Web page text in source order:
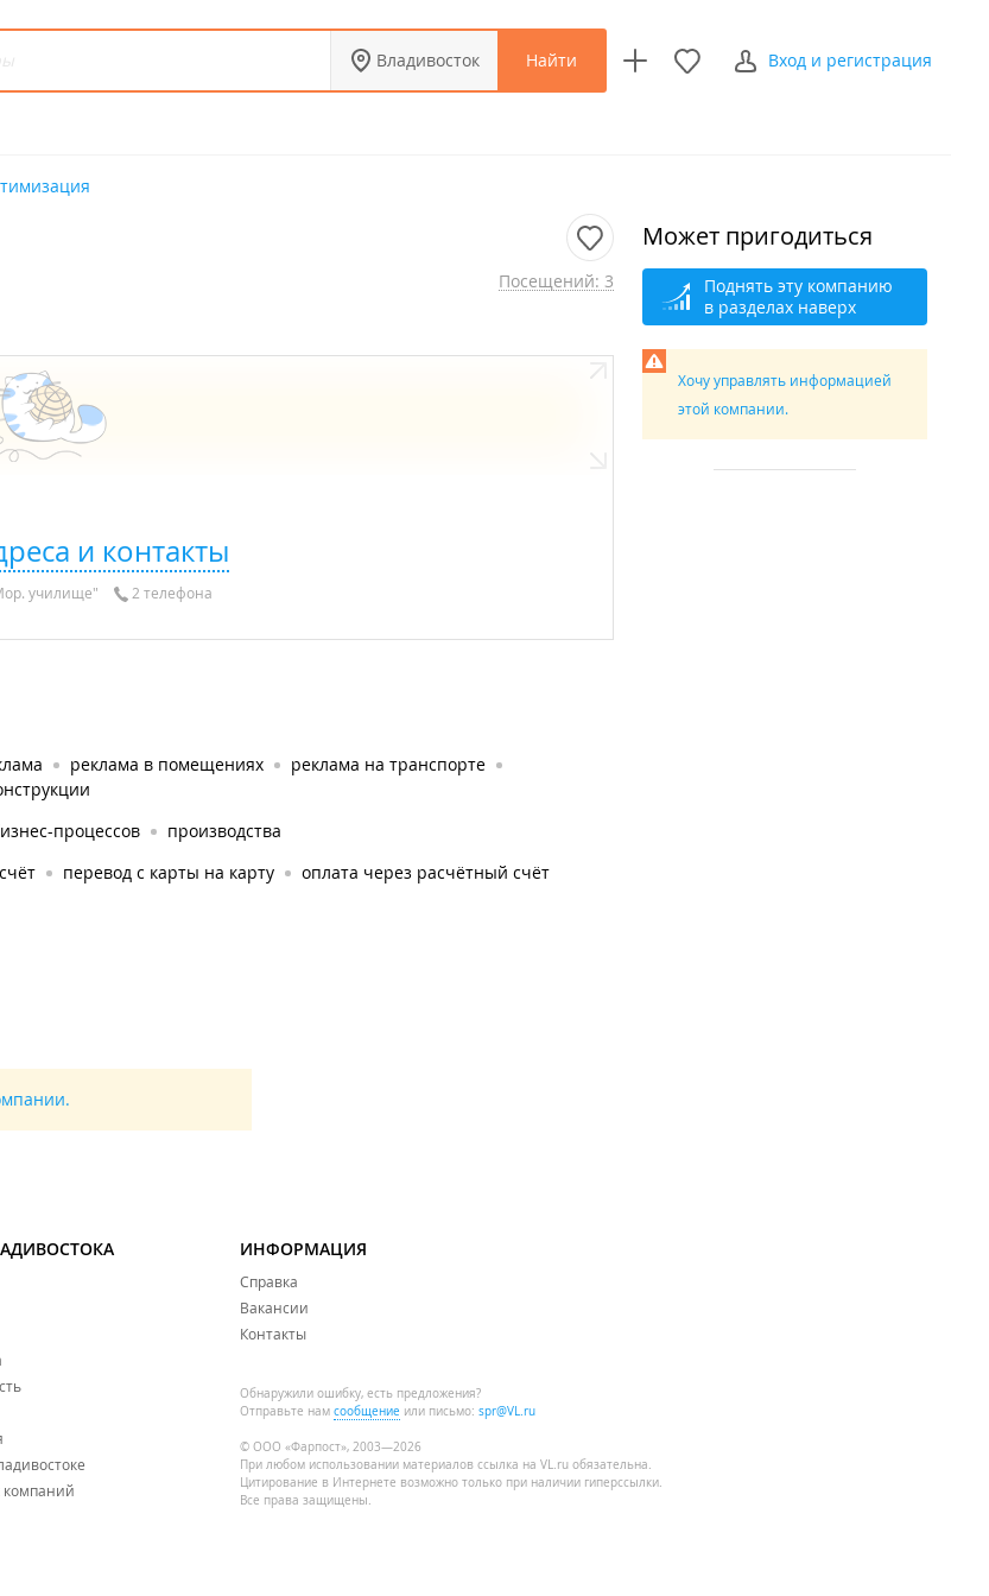
Владивосток Найти Вход и регистрация
Посещений: 3
и контакты
училище" 2 телефона
реклама в помещениях
реклама на транспорте
процессов
производства
перевод с карты на карту оплата через расчётный счёт
Может пригодиться
Поднять эту компанию
в разделах наверх
Хочу управлять информацией
этой компании.
компаний
ИНФОРМАЦИЯ
Справка
Вакансии
Контакты
Обнаружили ошибку, есть предложения?
Отправьте нам сообщение или письмо: spr@VL.ru
© ООО «Фарпост», 2003—2026
При любом использовании материалов ссылка на VL.ru обязательна.
Цитирование в Интернете возможно только при наличии гиперссылки.
Все права защищены.